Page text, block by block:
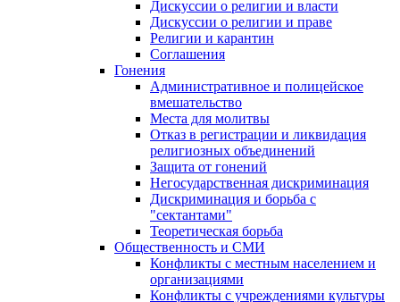
Дискуссии о религии и власти
Дискуссии о религии и праве
Религии и карантин
Соглашения
Гонения
Административное и полицейское
вмешательство
Места для молитвы
Отказ в регистрации и ликвидация
религиозных объединений
Защита от гонений
Негосударственная дискриминация
Дискриминация и борьба с
"сектантами"
Теоретическая борьба
Общественность и СМИ
Конфликты с местным населением и
организациями
Конфликты с учреждениями культуры